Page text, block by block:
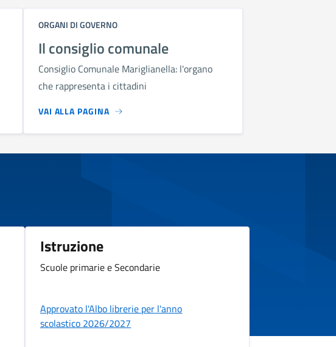
ORGANI DI GOVERNO
Il consiglio comunale
Consiglio Comunale Mariglianella: l'organo
che rappresenta i cittadini
VAI ALLA PAGINA
Istruzione
Scuole primarie e Secondarie
Approvato l'Albo librerie per l'anno
scolastico 2026/2027